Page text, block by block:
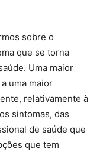
sobre o
que se torna
Uma maior
uma maior
relativamente à
sintomas, das
de saúde que
que tem